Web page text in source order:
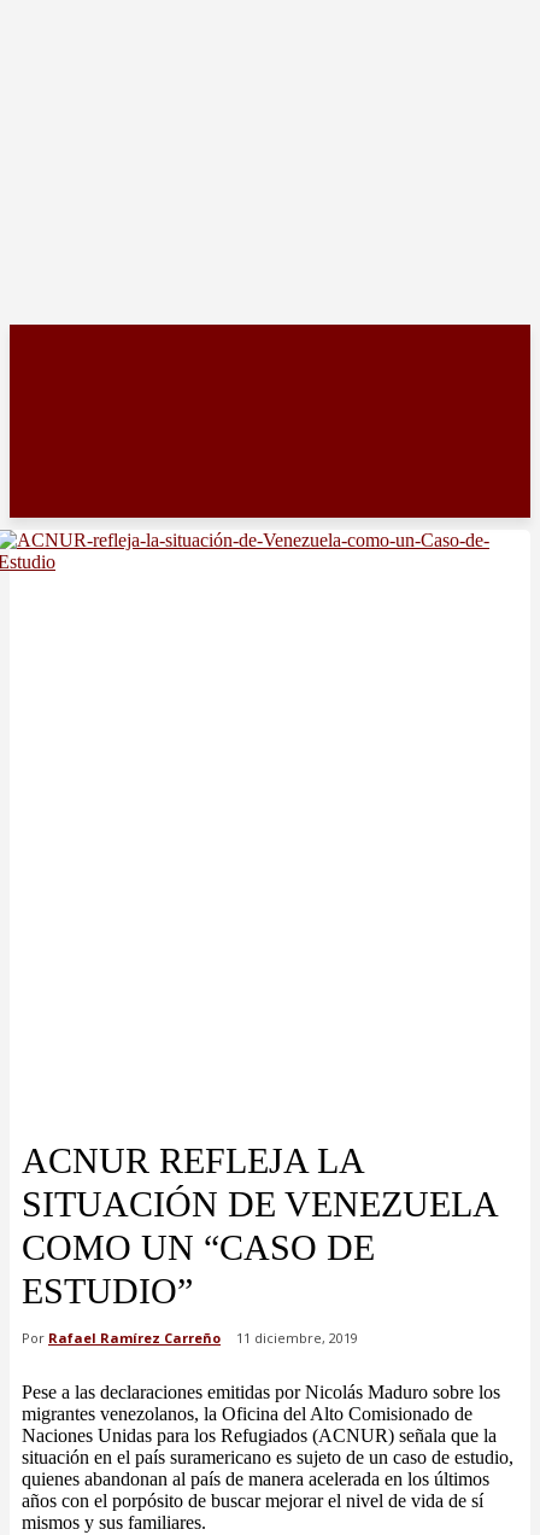
ACNUR REFLEJA LA
SITUACIÓN DE VENEZUELA
COMO UN “CASO DE
ESTUDIO”
Por Rafael Ramírez Carreño 11 diciembre, 2019
Pese a las declaraciones emitidas por Nicolás Maduro sobre los
migrantes venezolanos, la Oficina del Alto Comisionado de
Naciones Unidas para los Refugiados (ACNUR) señala que la
situación en el país suramericano es sujeto de un caso de estudio,
quienes abandonan al país de manera acelerada en los últimos
años con el porpósito de buscar mejorar el nivel de vida de sí
mismos y sus familiares.